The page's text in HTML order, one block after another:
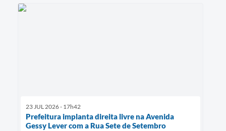
23 JUL 2026 - 17h42
Prefeitura implanta direita livre na Avenida
Gessy Lever com a Rua Sete de Setembro